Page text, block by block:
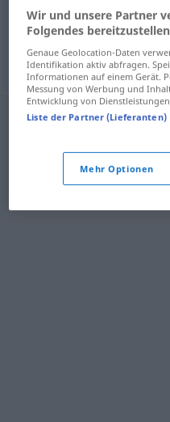
noch nicht dagewesen
visto antes)
Wir und unsere Partner
Folgendes
Genaue Geolocation-Daten
Identifikation aktiv abfragen.
Informationen auf einem Gerät.
Messung von Werbung und
Entwicklung von
Liste der Partner (Lieferanten)
Mehr Optionen